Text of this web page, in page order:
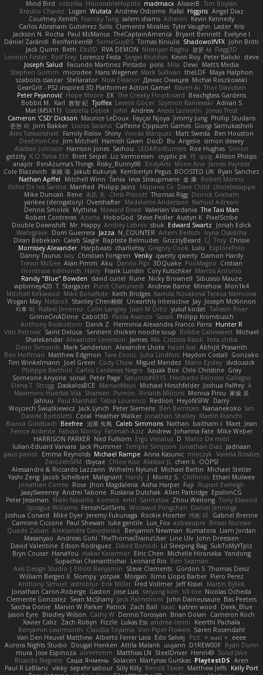
Mind Bird
robzilla HonorableHoplite madmacx AlisserB Tim Boylan
Braulio Chavez
Logan Wutata Andrew Osborne Rafal Higgins Angel Diaz
Courtney Xenith Francky Tang salem shams Alheren Kevin Kennedy
Carlos Abraham Gutiérrez Solis Clemente Miralles Tyler Vaughn Laster Kris
Jackson N. Rocha Paul McManus TheCaptainAmerica Bryant Bennett Evelyne I
Dániel Zarándi BenYanken69 SomeGuyBS Tomas Kiniulis ShadowolfVFX John Britti
Jack Quinn Beth Ebi3D RVA DEMON Niranjan Raghu 경문 서 Flagg3D
Lonnon Foster Rolf Frey Lorenzo Festa Sergei Krutihin Kevin Roy Peter Balicki steve
Joseph Salud
Facundo Martinez Pintado polo Mila Dewi
Matt's Media
Stephen Grimm
microdee Hans Wegener Mark Sullivan theLOF Maya Halphon
szabolcs csaszar Stellarator Now Eleanor Денис Оницев Michał Roszkowski
GearGrit - PS2 inspired 3D Platformer Action Game!
Raven Ai Thor Davidsen
Peter Pejanović Hope Moore EK The Creaky Floorboard Beachglass Gardens
Bobbit M. Karl 敦智 紀 Tjoffex Levent Göçer Szymon Kaniewski Adrian S
Mat (M5X11) Izabella Dębek john Andrew Alexis Lazootin
Jonas Trost
Cameron 'CSD' Dickson Maurice LeDoux Fayçal Njoya Jimmy Jung Phillip Studans
준현 이 Jorn Bakker Lloros Sarano Caffeine Oppsum Games Giorgi Samukashvili
Alex Tsiskarishvili
Family Rislov Shiny Vonda Marquez Matt Sweda
Ben Houston
DeeEmmCee Jim Mitchell Hamish Gawn DocD Bu Angelie simon dewey
Alastair Johnson Harrison Jones Saihou LEDAfterBurners Roe Hughes Simon
getzity K.O Tsitra Eht Brett Seipel Liz Vermoesen cryptic pk PJ quig Allison Philips
anaptr RenAzuma's Things Risky_Bunny98 EndyArts Mone Ane James Paynter
Cole Blazevich 家維 張 Jakub Kukuryk Kemberlyn Pegus BOOSTED UK Ryan Sanchez
Nathan Apffel
Mitchell Winn Tania Ieva Straupmane 金 康 Robert Marino
Victor De los Santos Manfred Philipp Jainz Марина Ск Dave Child UncleJesseppe
Mike Duncan Rene 名氏 无 Chris Priscott Thomas Rigg Derrick Graham
yankee (derogatory) Overshafter Madeleine Andersson Nahuel Adreani
Dennis Smolek Mythina Noward Beast Valerian Vardania The Taxi Man
Robert Contreras Azerta HoboGod Steve Pedler Austyn K PixelScribe
Double Downshift Mr. Happy Andrey Lebrov sbuk Edward Swartz
Jonah Edick
Wahrgrave Dom Guerrera Jazza N_COUNTER Artem Beitsch
Iryna Osadcha
Diran Bebekian Caleb Slagle Baptiste Belmudes GrizzlyBeard CJ Troy Chrisie
Morrissey Alexander Harpbeats charliehsy Gregory Cook Lulu
ExplorePolo
Danny Taurus kay Christian Forsgren Venky qwerty qwerty Damon Hardy
Trevor McGee Alan Pimm Aku Danilo Pipi 3DQuake PooMagoo Cristian
montrose edmonds Harry Frank Lundin Cory Kutschker Marcos Antonio
Randy "Blue" Bowden david curiel Rune Nicky Brownell Sibusiso Mauze
wpbirney420 T. Stargazer Punit Chaturvedi Andrew Barrie Minehow Mon1k4
Mitchell Kirkwood Mike Bonafede Keith Bridges Kamila Novakova Tereza Nemcova
Wogan May NefaroX Stanley Chen榕樹 Unearthly Interactive Jay Joseph McKinnon
지후 이
Rafael Jimenez Colin Langley Juan M Ortiz yusuf kodat Taliesin River
GrimeOnADime Cabot3D Paola Avanzo Sarah Philipp Krombusch
Anthony Rosbottom Danik Z Herminia Alexandra Franco Parra Hunter R
Vito Petrović Saint Deluca Sentient chicken noodle soup Robbe Callewaert Michael
Shalekendar Alexander Levenson James Ma. Cristina Risoli Yota chiba
Dean Simonds Mark Sanderson Alexandre Lhote hazel bat Abhijit Prasanth
Ben Hoffman Matthew Edgmon Tara Exotic Juha Lindfors Haydon Costall Gonzako
Tim Winkelmann
Joel Green Cody Chow Miguel Mendez Mario Epsley dvdcusick
Philippe Bartholi Carlos Cardenas Negro Squak Box Chlo Christine Gray
Someone Anyone sonal Peter Page Saturnis#6115 Heriberto Reinoso Gallegos
Elena T Strogg DaskalosBCE ManiacMayo Michael Hirschfelder Joshua Palfrey A
Maximino Huertas Vila Shansen Pureon Rinalds Miļicins Monica Pirvu 家俊 吴
Jahluu
Paul Marshall Tabia Lourenco Redlion HeyoNSFW Darry
Wojciech Świątkiewicz Jack Lynch Peter Siemens Ben Berntsen Nananekoko Ian
Davide Bortoletti Coral Heather Walker Jonathan Shelley Martín Franchi
Bianca Goldbach Beefree 治英 矢島 Caleb Simmons Nathan baitham i Maet Jean
Fenice Ardente Fabian Norrby Fatimah Aziz Andrew Johanna Fate Mike Weber
HARRISON PARKER Ned Fullsom Ergo Venatus D Marco De mitri
Iulian-Eduard Varvara Jack Plummer Temple Simpson Jonathan Diaz Jadriaan
paul paviot Emma Reynolds Michael Rampe Anna Kasunic mleczyk Valeria Rosales
ZerozenSFM tbycae Chloe Kiso Alastair JL chen li
OOPS!
Alessandro & Riccardo Lazzarin Wilhelm Nylund Michael Bertin Michael Stetler
Yashi Zeng Jacob Schelbert Malignant Hardy J Moritz S. Chihirios Ethan Mulwee
Jonathan Correa
Rose Jhon Magdalena Aisha Harper Fuji
Rupert Eveleigh
JaaySweeney Andrei Tabone Ruslana Dutchak Allen Partridge EpsilonCG
Peter Jessiman
Nikki Navaille komito emil Saintetixx Zhou Weitong Tony Elwood
Sprague Williams FeroshGirlSims Worawut Pongchen Daniel Jennings
Joshua Conard
Mike Dyer Jeremy Fukunaga Rockie Hoerter 鸿彬 邱 Gabriel Brenne
Carmine Ciccone Paul Shewan luke gentile Lux_Fox azbeaupre Binsei Numao
Quade Zaban Aleksandra Davydenko Benjamin Newman Kumatora Liam Jordan
Masanyao Andreas Gohl TheThomasTrainzUser Line Ulv John Dreessen
David Valentine Edson Rodriguez Dávid Borsodi Lil Sleeping Bag SubToMyYTplz
Bryn Couser HanaYou Hakar Kerarmor Elric Chen Michelle Hironaka Yandong
Supachai Chanarittichai
Leonard Rio Ben Seaman
Axis Design Studio | Elliott Benjamin Steve Clements Gordon S Thomas Deisz
William Bergen II Slompy yotpak Morgan Ximo Llopis Barber Piero Perez
Anthony Simuel astroblur Erik Miller Fred Vollmer Jeff Kissel
Martin Býšek
Jonathan Caron-Roberge Gaston Jose Luis seryong kim till toe Nicolas Ocheda
Clemente Gonzalez Sean McSharry Jack Palmstrom John Daineusaure Bas Peeters
Sascha Donie Marvin W Parker Patrick Zach Ball Isaac katren wood
Deek_Blue
Jason Eyre Bradley Wilson Cathy W Dennis Torosyan Brian Dolan
Cameron Koch
Xavier Caliz
Zach Robyn Fizzle Lukas Ess andrea cerini
Keerthi Pachala
Benjamin Learmonth Claudia Toyama Von Piper Flowers Søren Rosendahl
Van Den Heuvel Matthew Alberto Ferrer Lara Edo Salvej Pzit ✧ 𝔪𝔞𝔯𝔦 ✧ eeee
Aurora Nights Studio
Dougal Henken Attila Malarik uujann D1REW00F Ryan Dunn
mura Jose Espinoza iiiimmmm Matthias LN SteelDriver Henri49 Solid Jake
Ricardo Negrete Саша Ячмень Solacen Martynas Gurskas PlaytestDS Aren
Paul R LeBlanc vikky sepehr sabour Silly Killy Benoît Texier Matthew Jeffs Kelly Port